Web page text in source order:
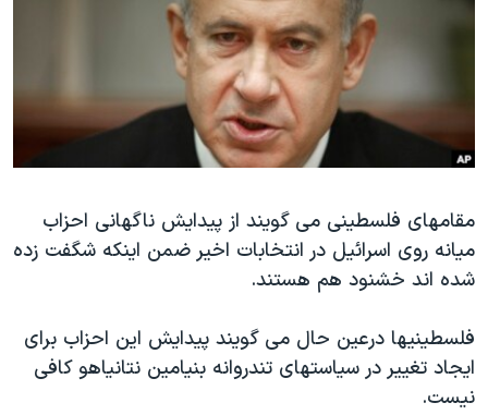
فرهنگ و زندگی
حقوق شهروندی
اقتصادی
علم و فناوری
گالری عکس
آرشیو پخش زنده
انتخابات ریاست جمهوری آمریکا ۲۰۲۴
حمله جمهوری اسلامی به اسرائیل
رمز مهسا
اعتراضات زن، زندگی، آزادی
مجموعه مستندهای دادخواهی
تریبونال مردمی آبان ۹۸
دادگاه حمید نوری
چهل سال گروگان‌گیری
زبانهای مختلف
مقامهای فلسطینی می گویند از پیدایش ناگهانی احزاب
میانه روی اسرائیل در انتخابات اخیر ضمن اینکه شگفت زده
شده اند خشنود هم هستند.
فلسطینیها درعین حال می گویند پیدایش این احزاب برای
ایجاد تغییر در سیاستهای تندروانه بنیامین نتانیاهو کافی
نیست.